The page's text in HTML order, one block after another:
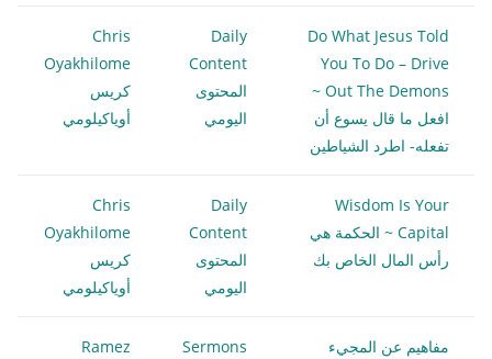
Do What Jesus Told
You To Do – Drive
Out The Demons ~
افعل ما قال يسوع أن
تفعله- اطرد الشياطين
Daily
Content
المحتوى
اليومي
Chris
Oyakhilome
كريس
أوياكيلومي
Wisdom Is Your
Capital ~ الحكمة هي
رأس المال الخاص بك
Daily
Content
المحتوى
اليومي
Chris
Oyakhilome
كريس
أوياكيلومي
مفاهيم عن المجيء
Sermons
Ramez